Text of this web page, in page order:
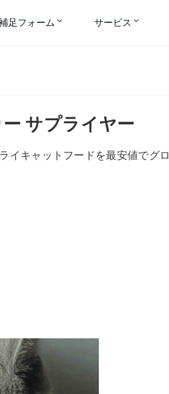
足フォーム サービス
サプライヤー
キャットフードを最安値でグ